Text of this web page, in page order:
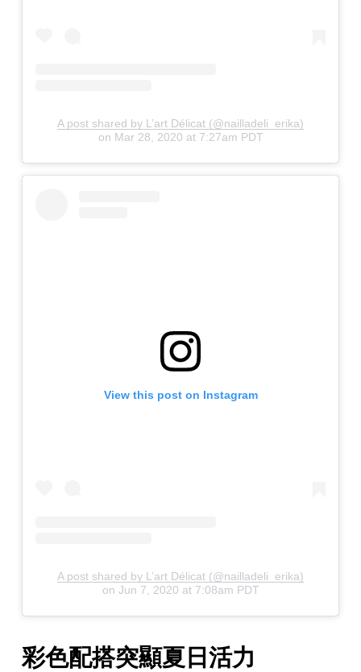
A post shared by L’art Délicat (@nailladeli_erika)
on Mar 28, 2020 at 7:27am PDT
View this post on Instagram
A post shared by L’art Délicat (@nailladeli_erika)
on Jun 7, 2020 at 7:08am PDT
彩色配搭突顯夏日活力